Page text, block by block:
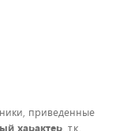
приведенные
характер, т.к.